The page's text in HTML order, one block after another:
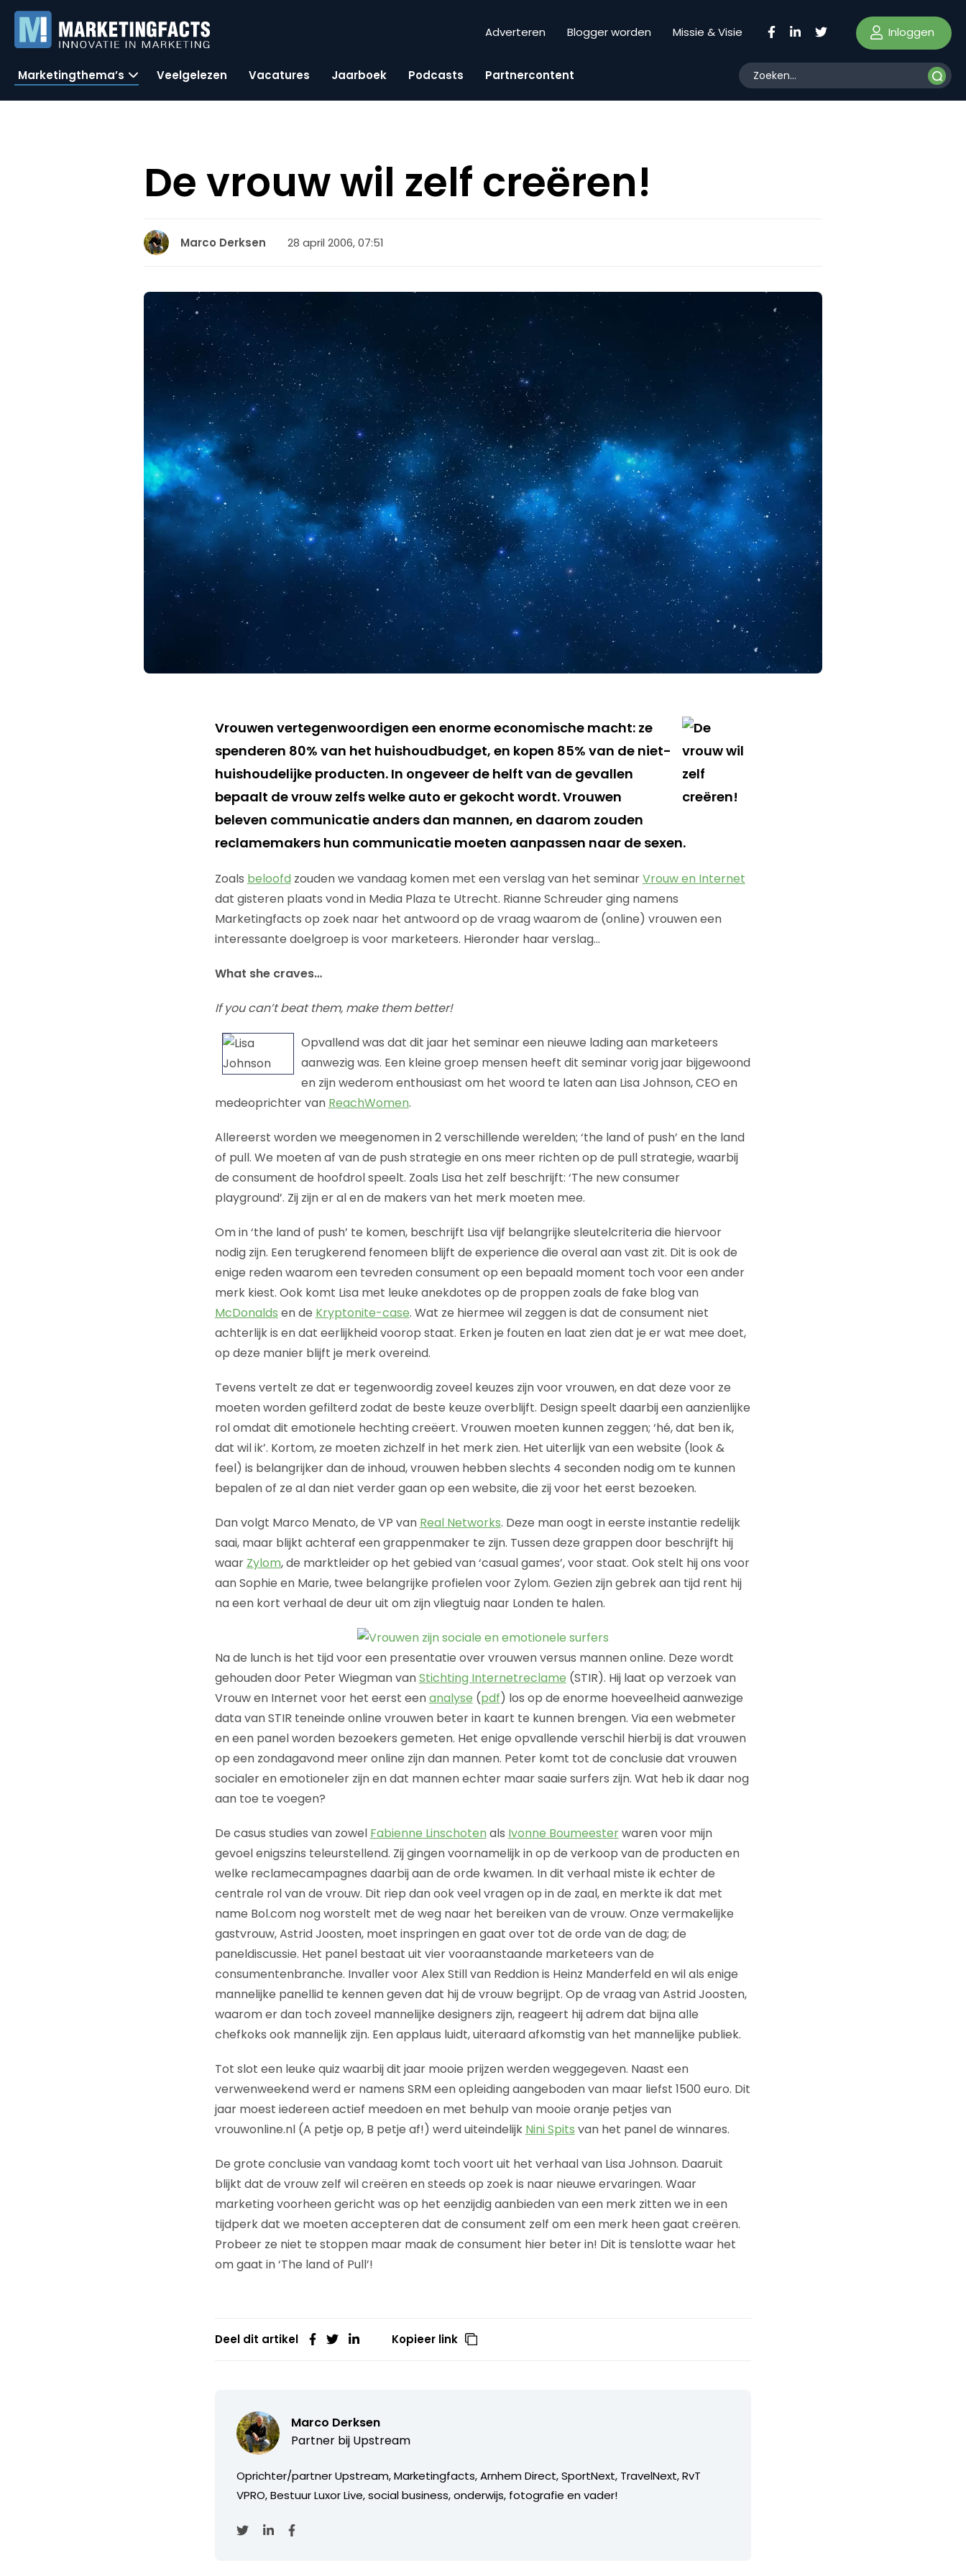
Adverteren Blogger worden Missie & Visie Inloggen
Marketingthema’s Veelgelezen Vacatures Jaarboek Podcasts Partnercontent
De vrouw wil zelf creëren!
Marco Derksen 28 april 2006, 07:51
Vrouwen vertegenwoordigen een enorme economische macht: ze
spenderen 80% van het huishoudbudget, en kopen 85% van de niet-
huishoudelijke producten. In ongeveer de helft van de gevallen
bepaalt de vrouw zelfs welke auto er gekocht wordt. Vrouwen
beleven communicatie anders dan mannen, en daarom zouden
reclamemakers hun communicatie moeten aanpassen naar de sexen.
Zoals beloofd zouden we vandaag komen met een verslag van het seminarVrouw en Internet
dat gisteren plaats vond in Media Plaza te Utrecht. Rianne Schreuder ging namens
Marketingfacts op zoek naar het antwoord op de vraag waarom de (online) vrouwen een
interessante doelgroep is voor marketeers. Hieronder haar verslag…
What she craves…
If you can’t beat them, make them better!
Opvallend was dat dit jaar het seminar een nieuwe lading aan marketeers
aanwezig was. Een kleine groep mensen heeft dit seminar vorig jaar bijgewoond
en zijn wederom enthousiast om het woord te laten aan Lisa Johnson, CEO en
medeoprichter van ReachWomen.
Allereerst worden we meegenomen in 2 verschillende werelden; ‘the land of push’ en the land
of pull. We moeten af van de push strategie en ons meer richten op de pull strategie, waarbij
de consument de hoofdrol speelt. Zoals Lisa het zelf beschrijft: ‘The new consumer
playground’. Zij zijn er al en de makers van het merk moeten mee.
Om in ‘the land of push’ te komen, beschrijft Lisa vijf belangrijke sleutelcriteria die hiervoor
nodig zijn. Een terugkerend fenomeen blijft de experience die overal aan vast zit. Dit is ook de
enige reden waarom een tevreden consument op een bepaald moment toch voor een ander
merk kiest. Ook komt Lisa met leuke anekdotes op de proppen zoals de fake blog van
McDonalds en de Kryptonite-case. Wat ze hiermee wil zeggen is dat de consument niet
achterlijk is en dat eerlijkheid voorop staat. Erken je fouten en laat zien dat je er wat mee doet,
op deze manier blijft je merk overeind.
Tevens vertelt ze dat er tegenwoordig zoveel keuzes zijn voor vrouwen, en dat deze voor ze
moeten worden gefilterd zodat de beste keuze overblijft. Design speelt daarbij een aanzienlijke
rol omdat dit emotionele hechting creëert. Vrouwen moeten kunnen zeggen; ‘hé, dat ben ik,
dat wil ik’. Kortom, ze moeten zichzelf in het merk zien. Het uiterlijk van een website (look &
feel) is belangrijker dan de inhoud, vrouwen hebben slechts 4 seconden nodig om te kunnen
bepalen of ze al dan niet verder gaan op een website, die zij voor het eerst bezoeken.
Dan volgt Marco Menato, de VP van Real Networks. Deze man oogt in eerste instantie redelijk
saai, maar blijkt achteraf een grappenmaker te zijn. Tussen deze grappen door beschrijft hij
waar Zylom, de marktleider op het gebied van ‘casual games’, voor staat. Ook stelt hij ons voor
aan Sophie en Marie, twee belangrijke profielen voor Zylom. Gezien zijn gebrek aan tijd rent hij
na een kort verhaal de deur uit om zijn vliegtuig naar Londen te halen.
Na de lunch is het tijd voor een presentatie over vrouwen versus mannen online. Deze wordt
gehouden door Peter Wiegman vanStichting Internetreclame (STIR). Hij laat op verzoek van
Vrouw en Internet voor het eerst eenanalyse (pdf) los op de enorme hoeveelheid aanwezige
data van STIR teneinde online vrouwen beter in kaart te kunnen brengen. Via een webmeter
en een panel worden bezoekers gemeten. Het enige opvallende verschil hierbij is dat vrouwen
op een zondagavond meer online zijn dan mannen. Peter komt tot de conclusie dat vrouwen
socialer en emotioneler zijn en dat mannen echter maar saaie surfers zijn. Wat heb ik daar nog
aan toe te voegen?
De casus studies van zowel Fabienne Linschoten als Ivonne Boumeesterwaren voor mijn
gevoel enigszins teleurstellend. Zij gingen voornamelijk in op de verkoop van de producten en
welke reclamecampagnes daarbij aan de orde kwamen. In dit verhaal miste ik echter de
centrale rol van de vrouw. Dit riep dan ook veel vragen op in de zaal, en merkte ik dat met
name Bol.com nog worstelt met de weg naar het bereiken van de vrouw. Onze vermakelijke
gastvrouw, Astrid Joosten, moet inspringen en gaat over tot de orde van de dag; de
paneldiscussie. Het panel bestaat uit vier vooraanstaande marketeers van de
consumentenbranche. Invaller voor Alex Still van Reddion is Heinz Manderfeld en wil als enige
mannelijke panellid te kennen geven dat hij de vrouw begrijpt. Op de vraag van Astrid Joosten,
waarom er dan toch zoveel mannelijke designers zijn, reageert hij adrem dat bijna alle
chefkoks ook mannelijk zijn. Een applaus luidt, uiteraard afkomstig van het mannelijke publiek.
Tot slot een leuke quiz waarbij dit jaar mooie prijzen werden weggegeven. Naast een
verwenweekend werd er namens SRM een opleiding aangeboden van maar liefst 1500 euro. Dit
jaar moest iedereen actief meedoen en met behulp van mooie oranje petjes van
vrouwonline.nl (A petje op, B petje af!) werd uiteindelijk Nini Spits van het panel de winnares.
De grote conclusie van vandaag komt toch voort uit het verhaal van Lisa Johnson. Daaruit
blijkt dat de vrouw zelf wil creëren en steeds op zoek is naar nieuwe ervaringen. Waar
marketing voorheen gericht was op het eenzijdig aanbieden van een merk zitten we in een
tijdperk dat we moeten accepteren dat de consument zelf om een merk heen gaat creëren.
Probeer ze niet te stoppen maar maak de consument hier beter in! Dit is tenslotte waar het
om gaat in ‘The land of Pull’!
Deel dit artikel Kopieer link
Marco Derksen
Partner bij Upstream
Oprichter/partner Upstream, Marketingfacts, Arnhem Direct, SportNext, TravelNext, RvT
VPRO, Bestuur Luxor Live, social business, onderwijs, fotografie en vader!